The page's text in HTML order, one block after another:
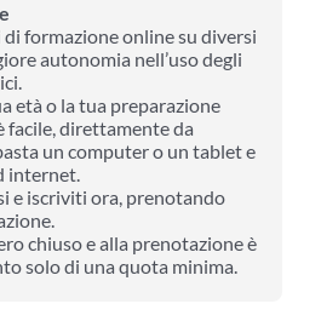
formazione online su diversi
autonomia nell’uso degli
età o la tua preparazione
facile, direttamente da
un computer o un tablet e
internet.
e iscriviti ora, prenotando
chiuso e alla prenotazione è
solo di una quota minima.